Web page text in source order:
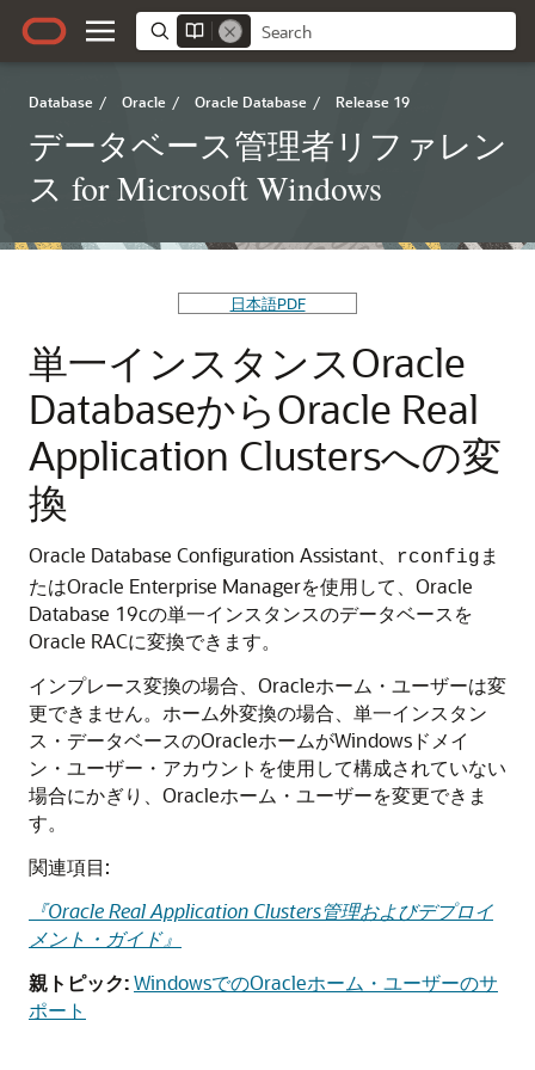
Database / Oracle / Oracle Database / Release 19
データベース管理者リファレン
ス for Microsoft Windows
日本語PDF
単一インスタンスOracle
DatabaseからOracle Real
Application Clustersへの変
換
Oracle Database Configuration Assistant、 rconfig ま
たはOracle Enterprise Managerを使用して、Oracle
Database 19cの単一インスタンスのデータベースを
Oracle RACに変換できます。
インプレース変換の場合、Oracleホーム・ユーザーは変
更できません。ホーム外変換の場合、単一インスタン
ス・データベースのOracleホームがWindowsドメイ
ン・ユーザー・アカウントを使用して構成されていない
場合にかぎり、Oracleホーム・ユーザーを変更できま
す。
関連項目:
『Oracle Real Application Clusters管理およびデプロイ
メント・ガイド』
親トピック:WindowsでのOracleホーム・ユーザーのサ
ポート